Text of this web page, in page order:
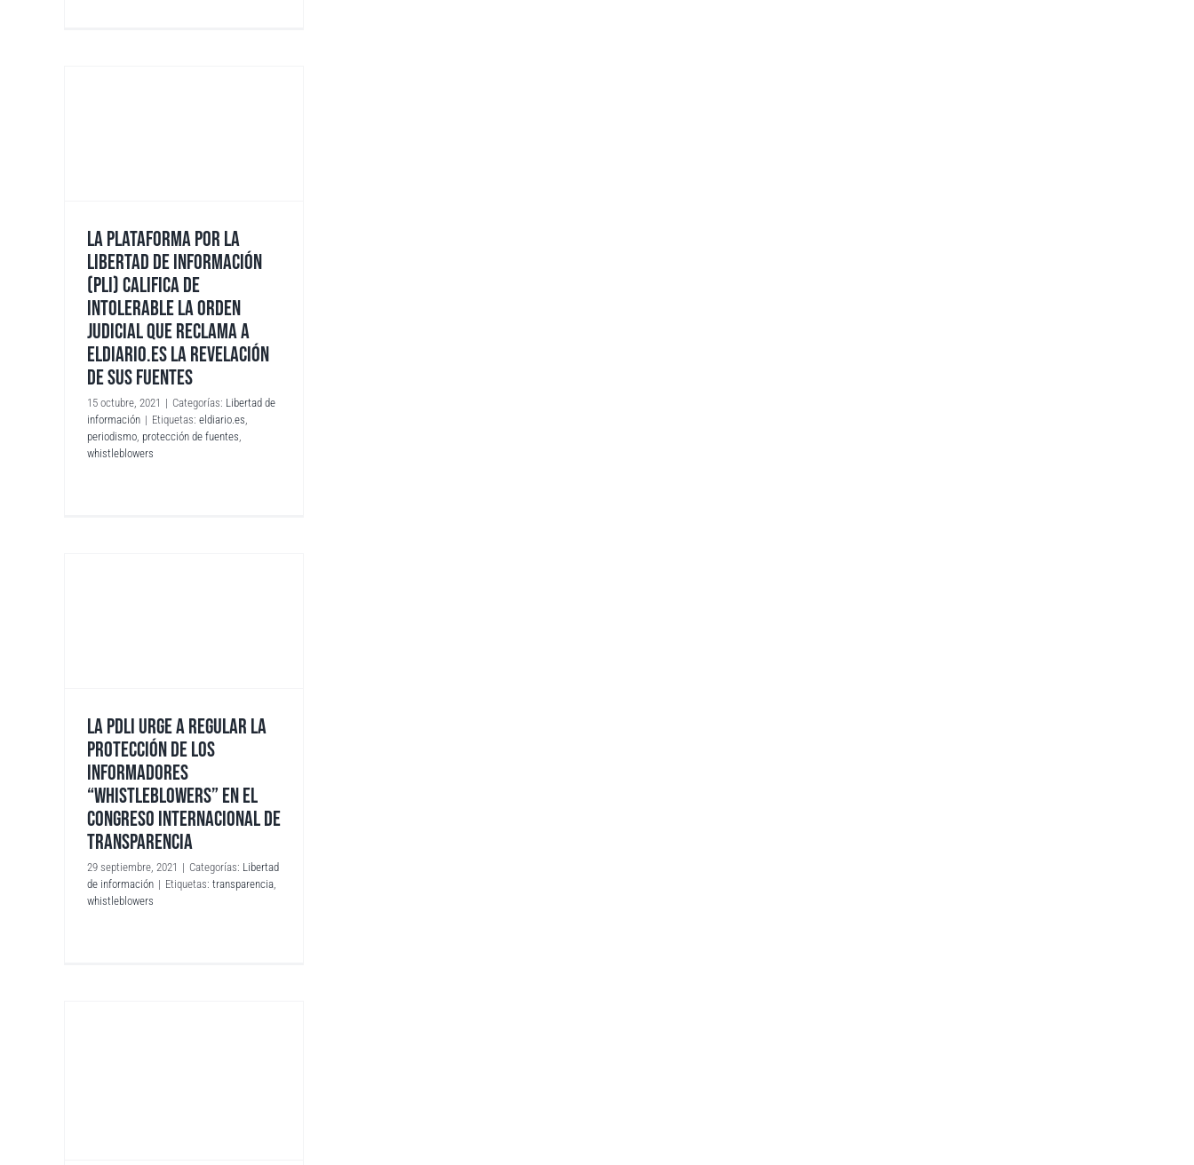
LA PLATAFORMA POR LA
LIBERTAD DE INFORMACIÓN
(PLI) CALIFICA DE
INTOLERABLE LA ORDEN
JUDICIAL QUE RECLAMA A
ELDIARIO.ES LA REVELACIÓN
DE SUS FUENTES
15 octubre, 2021 | Categorías: Libertad de
información | Etiquetas: eldiario.es
periodismo protección de fuentes
whistleblowers
LA PDLI URGE A REGULAR LA
PROTECCIÓN DE LOS
INFORMADORES
“WHISTLEBLOWERS” EN EL
CONGRESO INTERNACIONAL DE
TRANSPARENCIA
29 septiembre, 2021 | Categorías: Libertad
de información | Etiquetas: transparencia
whistleblowers